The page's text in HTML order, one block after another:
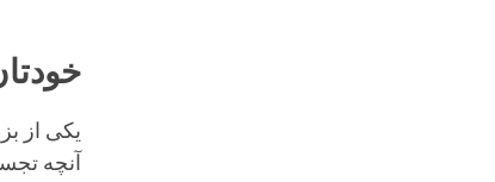
یکی از
آنچه